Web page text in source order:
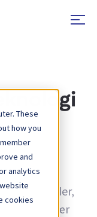
These
how you
and
analytics
cookies
og trender,
Lær